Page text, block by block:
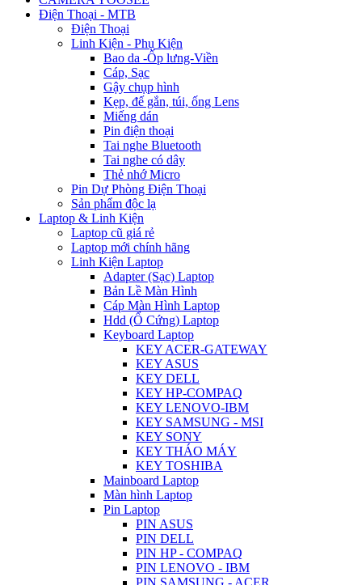
Điện Thoại - MTB
Điện Thoại
Linh Kiện - Phụ Kiện
Bao da -Ốp lưng-Viền
Cáp, Sạc
Gậy chụp hình
Kẹp, đế gắn, túi, ống Lens
Miếng dán
Pin điện thoại
Tai nghe Bluetooth
Tai nghe có dây
Thẻ nhớ Micro
Pin Dự Phòng Điện Thoại
Sản phẩm độc lạ
Laptop & Linh Kiện
Laptop cũ giá rẻ
Laptop mới chính hãng
Linh Kiện Laptop
Adapter (Sạc) Laptop
Bản Lề Màn Hình
Cáp Màn Hình Laptop
Hdd (Ổ Cứng) Laptop
Keyboard Laptop
KEY ACER-GATEWAY
KEY ASUS
KEY DELL
KEY HP-COMPAQ
KEY LENOVO-IBM
KEY SAMSUNG - MSI
KEY SONY
KEY THÁO MÁY
KEY TOSHIBA
Mainboard Laptop
Màn hình Laptop
Pin Laptop
PIN ASUS
PIN DELL
PIN HP - COMPAQ
PIN LENOVO - IBM
PIN SAMSUNG - ACER